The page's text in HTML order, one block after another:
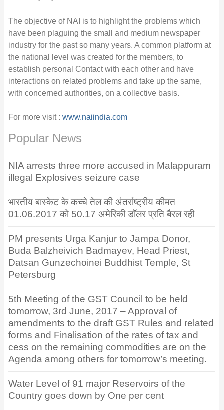
The objective of NAI is to highlight the problems which
have been plaguing the small and medium newspaper
industry for the past so many years. A common platform at
the national level was created for the members, to
establish personal Contact with each other and have
interactions on related problems and take up the same,
with concerned authorities, on a collective basis.
For more visit : www.naiindia.com
Popular News
NIA arrests three more accused in Malappuram
illegal Explosives seizure case
भारतीय बास्केट के कच्चे तेल की अंतर्राष्ट्रीय कीमत
01.06.2017 को 50.17 अमेरिकी डॉलर प्रति बैरल रही
PM presents Urga Kanjur to Jampa Donor,
Buda Balzheivich Badmayev, Head Priest,
Datsan Gunzechoinei Buddhist Temple, St
Petersburg
5th Meeting of the GST Council to be held
tomorrow, 3rd June, 2017 – Approval of
amendments to the draft GST Rules and related
forms and Finalisation of the rates of tax and
cess on the remaining commodities are on the
Agenda among others for tomorrow’s meeting.
Water Level of 91 major Reservoirs of the
Country goes down by One per cent